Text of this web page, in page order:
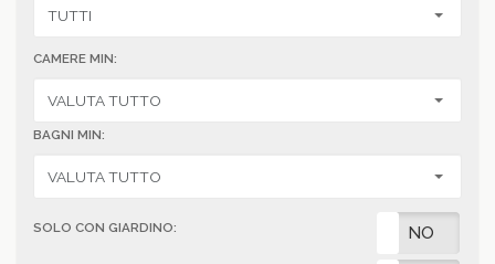
CAMERE MIN:
BAGNI MIN:
SOLO CON GIARDINO: NO